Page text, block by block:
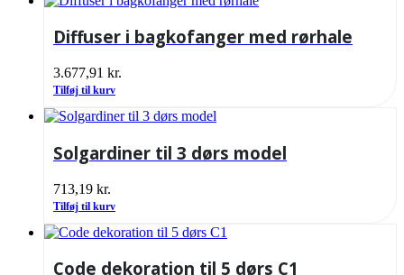
Diffuser i bagkofanger med rørhale
3.677,91 kr.
Tilføj til kurv
Solgardiner til 3 dørs model
713,19 kr.
Tilføj til kurv
Code dekoration til 5 dørs C1